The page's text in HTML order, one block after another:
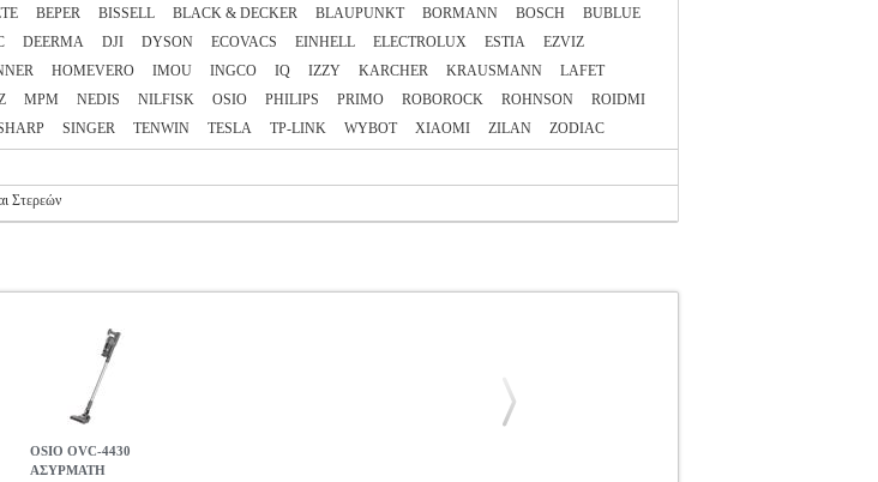
BEPER BISSELL BLACK & DECKER BLAUPUNKT BORMANN BOSCH
BUBLUE
DEERMA DJI DYSON ECOVACS EINHELL ELECTROLUX ESTIA
EZVIZ
HOMEVERO IMOU INGCO IQ IZZY KARCHER KRAUSMANN
LAFET
MPM NEDIS NILFISK OSIO PHILIPS PRIMO ROBOROCK ROHNSON
ROIDMI
SINGER TENWIN TESLA TP-LINK WYBOT XIAOMI ZILAN ZODIAC
Στερεών
OSIO OVC-4430
AΣΥΡΜΑΤΗ